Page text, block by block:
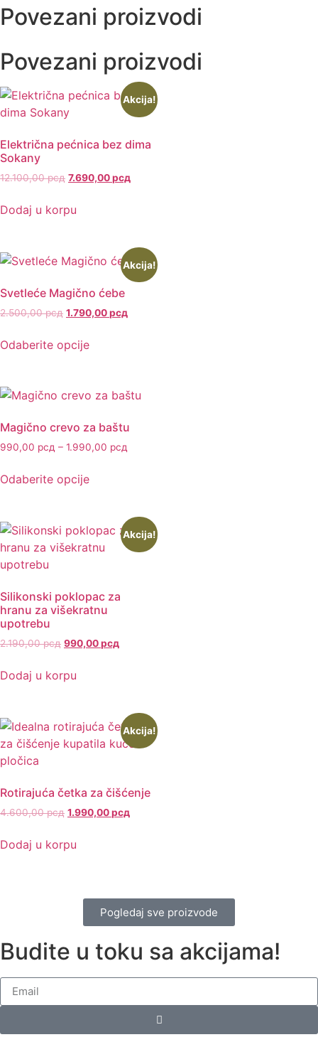
Povezani proizvodi
Povezani proizvodi
Akcija!
Električna pećnica bez dima
Sokany
12.100,00рсд 7.690,00рсд
Dodaj u korpu
Akcija!
Svetleće Magično ćebe
2.500,00рсд 1.790,00рсд
Odaberite opcije
Magično crevo za baštu
990,00 рсд – 1.990,00 рсд
Odaberite opcije
Akcija!
Silikonski poklopac za
hranu za višekratnu
upotrebu
2.190,00рсд 990,00рсд
Dodaj u korpu
Akcija!
Rotirajuća četka za čišćenje
4.600,00рсд 1.990,00рсд
Dodaj u korpu
Pogledaj sve proizvode
Budite u toku sa akcijama!